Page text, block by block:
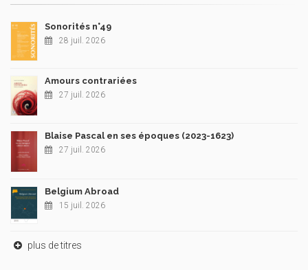
Sonorités n°49
28 juil. 2026
Amours contrariées
27 juil. 2026
Blaise Pascal en ses époques (2023-1623)
27 juil. 2026
Belgium Abroad
15 juil. 2026
plus de titres